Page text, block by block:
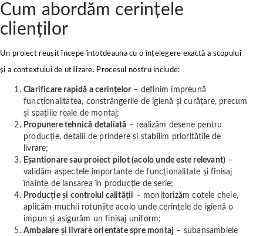
Cum abordăm cerințele
clienților
Un proiect reușit începe întotdeauna cu o înțelegere exactă a scopului
și a contextului de utilizare. Procesul nostru include:
Clarificare rapidă a cerințelor– definim împreună
funcționalitatea, constrângerile de igienă și curățare, precum
și spațiile reale de montaj;
Propunere tehnică detaliată – realizăm desene pentru
producție, detalii de prindere și stabilim prioritățile de
livrare;
Eșantionare sau proiect pilot (acolo unde este relevant) –
validăm aspectele importante de funcționalitate și finisaj
înainte de lansarea în producție de serie;
Producție și controlul calității – monitorizăm cotele cheie,
aplicăm muchii rotunjite acolo unde cerințele de igienă o
impun și asigurăm un finisaj uniform;
Ambalare și livrare orientate spre montaj – subansamblele